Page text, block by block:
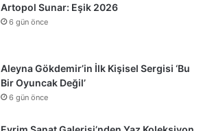
Artopol Sunar: Eşik 2026
6 gün önce
Aleyna Gökdemir’in İlk Kişisel Sergisi ‘Bu
Bir Oyuncak Değil’
6 gün önce